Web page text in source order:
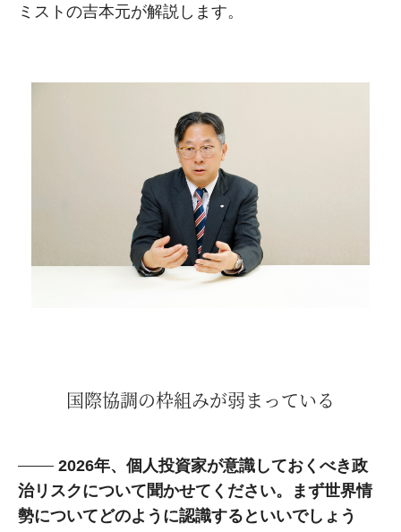
ミストの吉本元が解説します。
国際協調の枠組みが弱まっている
2026年、個人投資家が意識しておくべき政
治リスクについて聞かせてください。まず世界情
勢についてどのように認識するといいでしょう